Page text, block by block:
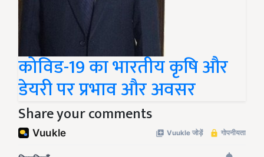
कोविड-19 का भारतीय कृषि और
डेयरी पर प्रभाव और अवसर
Share your comments